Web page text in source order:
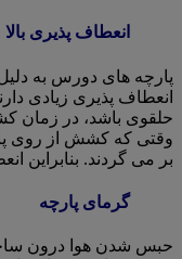
انعطاف پذیری بالا
پارچه های دورس به
انعطاف پذیری زیادی
حلقوی باشد، در زمان
وقتی که کشش از روی
بر می گردند. بنابراین
گرمای پارچه
حبس شدن هوا درون